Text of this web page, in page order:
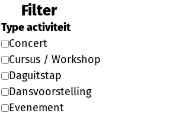
Filter
Type activiteit
Concert
Cursus / Workshop
Daguitstap
Dansvoorstelling
Evenement